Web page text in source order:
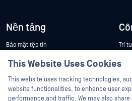
Nền tảng
Bảo mật tệp tin
Bảo mật lưu trữ dữ liệu
Bảo mật điện toán đám mây
Bảo mật chuỗi cung ứng
Trí
This Website Uses Cookies
This website uses tracking technologies,
website functionalities, to enhance user
performance and traffic. We may also
Hey there!
I'm Ozzy, your
How can I help